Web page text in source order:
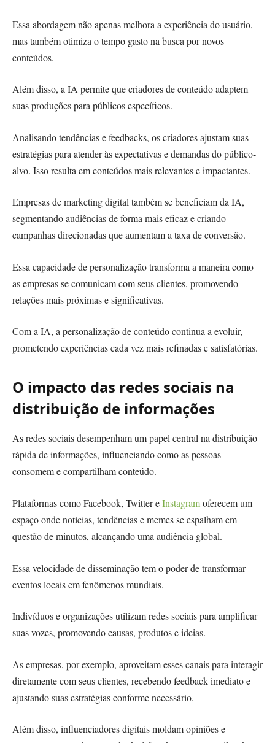
Essa abordagem não apenas melhora a experiência do usuário,
mas também otimiza o tempo gasto na busca por novos
conteúdos.
Além disso, a IA permite que criadores de conteúdo adaptem
suas produções para públicos específicos.
Analisando tendências e feedbacks, os criadores ajustam suas
estratégias para atender às expectativas e demandas do público-
alvo. Isso resulta em conteúdos mais relevantes e impactantes.
Empresas de marketing digital também se beneficiam da IA,
segmentando audiências de forma mais eficaz e criando
campanhas direcionadas que aumentam a taxa de conversão.
Essa capacidade de personalização transforma a maneira como
as empresas se comunicam com seus clientes, promovendo
relações mais próximas e significativas.
Com a IA, a personalização de conteúdo continua a evoluir,
prometendo experiências cada vez mais refinadas e satisfatórias.
O impacto das redes sociais na
distribuição de informações
As redes sociais desempenham um papel central na distribuição
rápida de informações, influenciando como as pessoas
consomem e compartilham conteúdo.
Plataformas como Facebook, Twitter eInstagramoferecem um
espaço onde notícias, tendências e memes se espalham em
questão de minutos, alcançando uma audiência global.
Essa velocidade de disseminação tem o poder de transformar
eventos locais em fenômenos mundiais.
Indivíduos e organizações utilizam redes sociais para amplificar
suas vozes, promovendo causas, produtos e ideias.
As empresas, por exemplo, aproveitam esses canais para interagir
diretamente com seus clientes, recebendo feedback imediato e
ajustando suas estratégias conforme necessário.
Além disso, influenciadores digitais moldam opiniões e